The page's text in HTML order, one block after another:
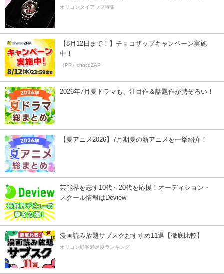
オリコンタイアップ特集
【8月12日まで！】チョコザップキャンペーン実施
中！
（PR）chocoZAP
2026年7月夏ドラマも、注目作＆話題作が勢ぞろい！
【夏アニメ2026】7月期夏の新アニメを一挙紹介！
芸能界を志す10代～20代を応援！オーディション・
スクール情報はDeview
漫画読み放題サブスクおすすめ11選【徹底比較】
オリコン顧客満足度ランキング